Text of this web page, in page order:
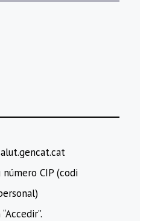
CIP (codi